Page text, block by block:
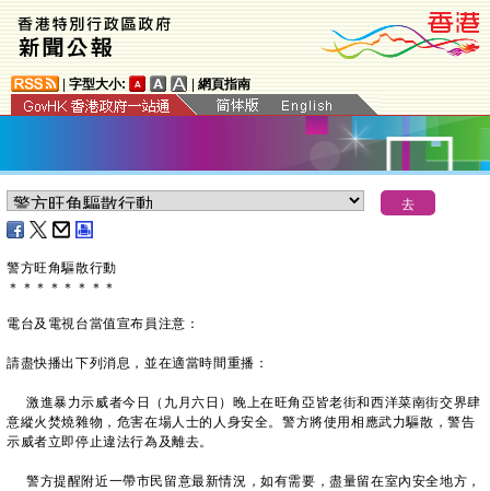
字型大小: 網頁指南
警方旺角驅散行動
＊ ＊ ＊ ＊ ＊ ＊ ＊ ＊
電台及電視台當值宣布員注意：
請盡快播出下列消息，並在適當時間重播：
激進暴力示威者今日（九月六日）晚上在旺角亞皆老街和西洋菜南街交界肆
意縱火焚燒雜物，危害在場人士的人身安全。警方將使用相應武力驅散，警告
示威者立即停止違法行為及離去。
警方提醒附近一帶市民留意最新情況，如有需要，盡量留在室內安全地方，